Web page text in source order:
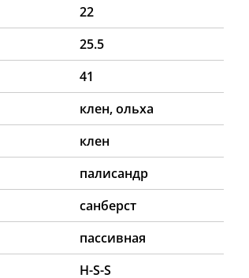
22
25.5
41
клен, ольха
клен
палисандр
санберст
пассивная
H-S-S